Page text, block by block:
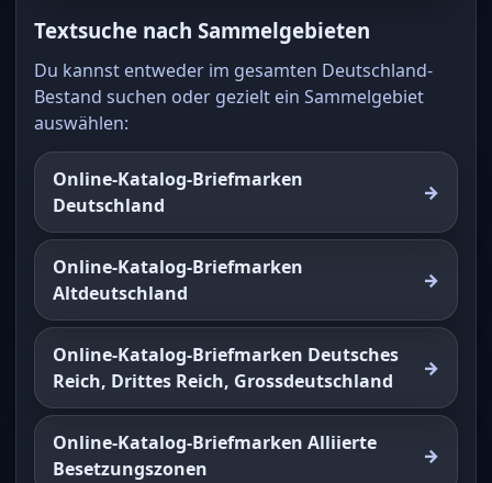
Textsuche nach Sammelgebieten
Du kannst entweder im gesamten Deutschland-
Bestand suchen oder gezielt ein Sammelgebiet
auswählen:
Online-Katalog-Briefmarken
Deutschland
Online-Katalog-Briefmarken
Altdeutschland
Online-Katalog-Briefmarken Deutsches
Reich, Drittes Reich, Grossdeutschland
Online-Katalog-Briefmarken Alliierte
Besetzungszonen